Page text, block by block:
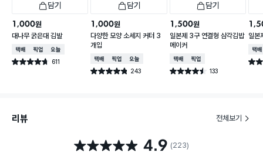
담기
1,000원
대나무 굵은대 김발
택배배송매장픽업오늘배송
별점 4.7점 611
건 작성
담기
1,000원
다양한 모양 소세지 커터 3
개입
택배배송매장픽업오늘배송
별점 4.8점 243
건 작성
담기
1,500원
일본제 3구 연결형 삼각김밥
메이커
택배배송매장픽업
별점 4.5점 133
건 작성
일본
택배
별점
리뷰 전체보기
별점 4.9점 4.9 (223)